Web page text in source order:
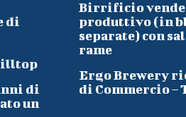
di
di
un
Birrificio
produttivo (in
separate) con
rame
Ergo Brewery
di Commercio